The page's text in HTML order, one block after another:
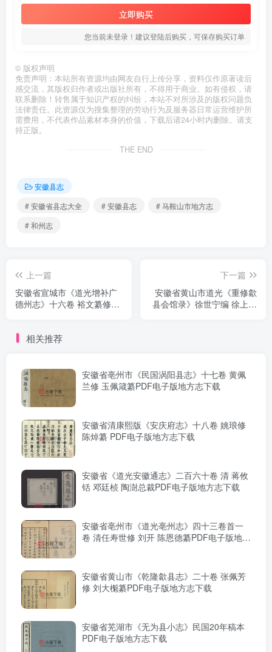
立即购买
您当前未登录！建议登陆后购买，可保存购买订单
© 版权声明
免责声明：本站所有资源均由网友自行上传分享，资料仅作原著读后
感交流，其版权归作者或出版社所有，不得用于商业。如有侵权，请
联系删除！转售属于知识产权的纠纷，本站不对所涉及的版权问题负
法律责任。此资源仅为搜集整理的劳动行为及服务器日常运营维护所
需费用，不代表作品素材本身的价值，下载后请24小时内删除。请支
持正版。
THE END
安徽县志
# 安徽省县志大全
# 安徽县志
# 马鞍山市地方志
# 和州志
上一篇
安徽省宣城市《道光增补广
德州志》十六卷 裕文纂修
下一篇
安徽省黄山市道光《重修歙
县会馆录》徐世宁编 徐上镛
相关推荐
安徽省亳州市《民国涡阳县志》十七卷 黄佩
兰修 玉佩箴纂PDF电子版地方志下载
安徽省清康熙版《安庆府志》十八卷 姚琅修
陈焯纂 PDF电子版地方志下载
安徽省《道光安徽通志》二百六十卷 清 蒋攸
铦 邓廷桢 陶澍总裁PDF电子版地方志下载
安徽省亳州市《道光亳州志》四十三卷首一
卷 清任寿世修 刘开 陈恩德纂PDF电子版地方
安徽省黄山市《乾隆歙县志》二十卷 张佩芳
修 刘大櫆纂PDF电子版地方志下载
安徽省芜湖市《无为县小志》民国20年稿本
PDF电子版地方志下载